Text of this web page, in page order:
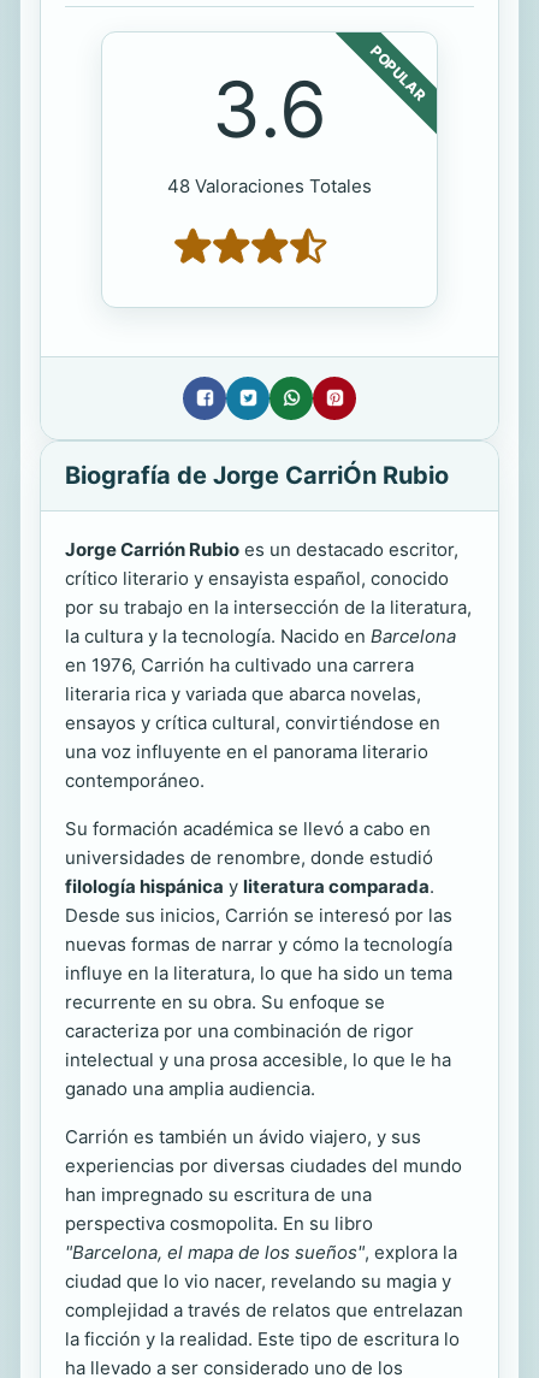
POPULAR
3.6
48 Valoraciones Totales
Biografía de Jorge CarriÓn Rubio
Jorge Carrión Rubio es un destacado escritor,
crítico literario y ensayista español, conocido
por su trabajo en la intersección de la literatura,
la cultura y la tecnología. Nacido en Barcelona
en 1976, Carrión ha cultivado una carrera
literaria rica y variada que abarca novelas,
ensayos y crítica cultural, convirtiéndose en
una voz influyente en el panorama literario
contemporáneo.
Su formación académica se llevó a cabo en
universidades de renombre, donde estudió
filología hispánica y literatura comparada.
Desde sus inicios, Carrión se interesó por las
nuevas formas de narrar y cómo la tecnología
influye en la literatura, lo que ha sido un tema
recurrente en su obra. Su enfoque se
caracteriza por una combinación de rigor
intelectual y una prosa accesible, lo que le ha
ganado una amplia audiencia.
Carrión es también un ávido viajero, y sus
experiencias por diversas ciudades del mundo
han impregnado su escritura de una
perspectiva cosmopolita. En su libro
"Barcelona, el mapa de los sueños", explora la
ciudad que lo vio nacer, revelando su magia y
complejidad a través de relatos que entrelazan
la ficción y la realidad. Este tipo de escritura lo
ha llevado a ser considerado uno de los